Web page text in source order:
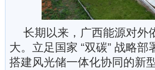
长期以来，广西能源对外
大。立足国家 “双碳” 战略
搭建风光储一体化协同的新